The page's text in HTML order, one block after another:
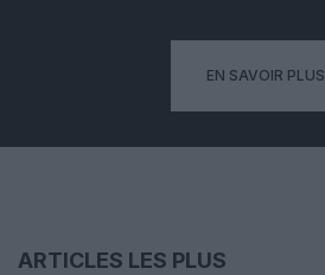
EN SAVOIR PLUS
ARTICLES LES PLUS